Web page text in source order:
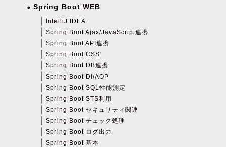
Spring Boot WEB
IntelliJ IDEA
Spring Boot Ajax/JavaScript連携
Spring Boot API連携
Spring Boot CSS
Spring Boot DB連携
Spring Boot DI/AOP
Spring Boot SQL性能測定
Spring Boot STS利用
Spring Boot セキュリティ関連
Spring Boot チェック処理
Spring Boot ログ出力
Spring Boot 基本